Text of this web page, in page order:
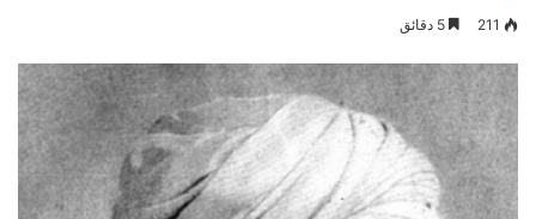
211